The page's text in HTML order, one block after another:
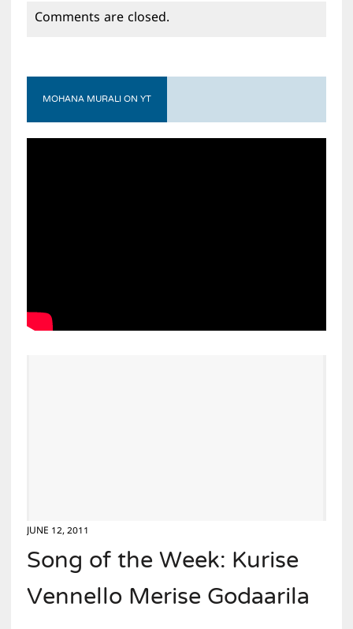
Comments are closed.
MOHANA MURALI ON YT
JUNE 12, 2011
Song of the Week: Kurise
Vennello Merise Godaarila